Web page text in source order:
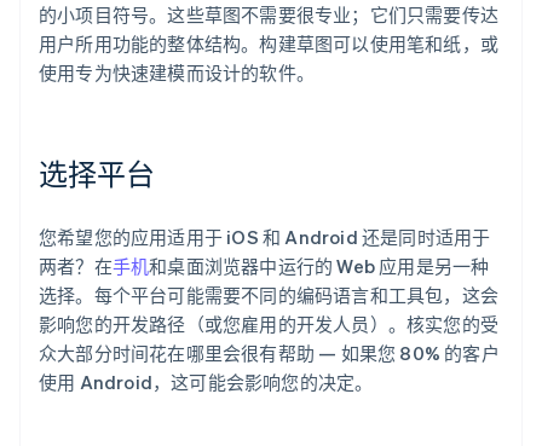
的小项目符号。这些草图不需要很专业；它们只需要传达
用户所用功能的整体结构。构建草图可以使用笔和纸，或
使用专为快速建模而设计的软件。
选择平台
您希望您的应用适用于 iOS 和 Android 还是同时适用于
两者？在手机和桌面浏览器中运行的 Web 应用是另一种
选择。每个平台可能需要不同的编码语言和工具包，这会
影响您的开发路径（或您雇用的开发人员）。核实您的受
众大部分时间花在哪里会很有帮助 — 如果您 80% 的客户
使用 Android，这可能会影响您的决定。